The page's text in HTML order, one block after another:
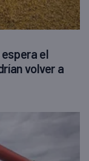
espera el
volver a